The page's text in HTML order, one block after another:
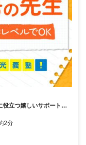
立つ嬉しいサポートも
2分